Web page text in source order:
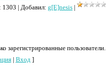
: 1303 | Добавил: g[E]nesis |
зарегистрированные пользователи.
| Вход]